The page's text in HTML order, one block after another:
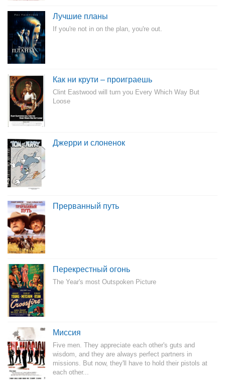
Лучшие планы
If you're not in on the plan, you're out.
Как ни крути – проиграешь
Clint Eastwood will turn you Every Which Way But
Loose
Джерри и слоненок
Прерванный путь
Перекрестный огонь
The Year's most Outspoken Picture
Миссия
Five men. They appreciate each other's guts and
wisdom, and they are always perfect partners in
missions. But now, they'll have to hold their pistols at
each other...